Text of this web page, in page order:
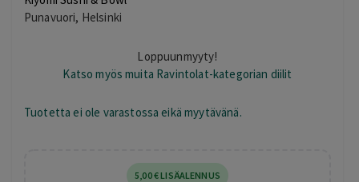
Punavuori, Helsinki
Loppuunmyyty!
Katso myös muita Ravintolat-kategorian diilit
Tuotetta ei ole varastossa eikä myytävänä.
5 ,00€LISÄALENNUS